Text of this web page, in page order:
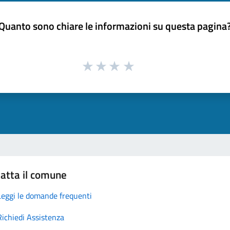
sono chiare le informazioni su questa
il comune
le domande frequenti
Assistenza